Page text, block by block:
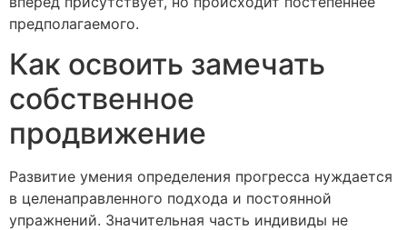
предполагаемого.
Как освоить замечать
собственное
продвижение
Развитие умения определения прогресса нуждается
в целенаправленного подхода и постоянной
упражнений. Значительная часть индивиды не